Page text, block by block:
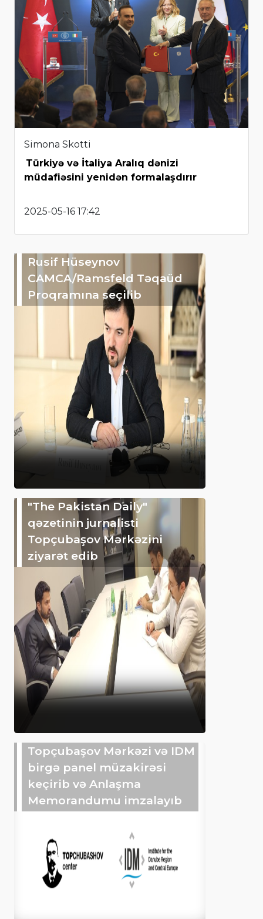
Simona Skotti
Türkiyə və İtaliya Aralıq dənizi
müdafiəsini yenidən formalaşdırır
2025-05-16 17:42
Rusif Hüseynov
CAMCA/Ramsfeld Təqaüd
Proqramına seçilib
"The Pakistan Daily"
qəzetinin jurnalisti
Topçubaşov Mərkəzini
ziyarət edib
Topçubaşov Mərkəzi və IDM
birgə panel müzakirəsi
keçirib və Anlaşma
Memorandumu imzalayıb